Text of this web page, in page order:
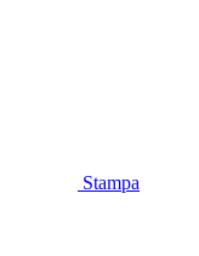
Stampa